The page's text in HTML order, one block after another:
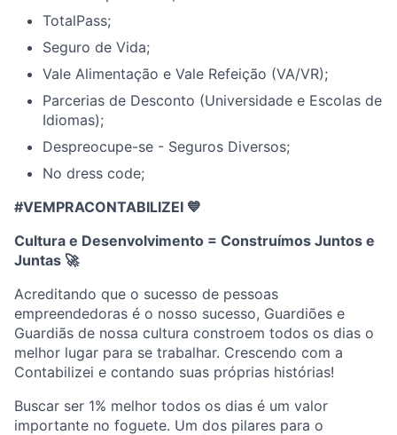
TotalPass;
Seguro de Vida;
Vale Alimentação e Vale Refeição (VA/VR);
Parcerias de Desconto (Universidade e Escolas de
Idiomas);
Despreocupe-se - Seguros Diversos;
No dress code;
#VEMPRACONTABILIZEI 💙
Cultura e Desenvolvimento = Construímos Juntos e
Juntas 🚀
Acreditando que o sucesso de pessoas
empreendedoras é o nosso sucesso, Guardiões e
Guardiãs de nossa cultura constroem todos os dias o
melhor lugar para se trabalhar. Crescendo com a
Contabilizei e contando suas próprias histórias!
Buscar ser 1% melhor todos os dias é um valor
importante no foguete. Um dos pilares para o